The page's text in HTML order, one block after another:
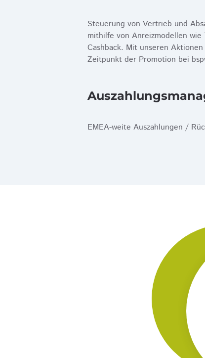
Steuerung von Vertrieb und
mithilfe von Anreizmodellen wie
Cashback. Mit unseren
Zeitpunkt der Promotion bei
EMEA-weite Auszahlungen /